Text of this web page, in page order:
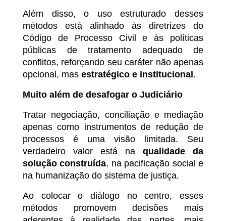
Além disso, o uso estruturado desses
métodos está alinhado às diretrizes do
Código de Processo Civil e às políticas
públicas de tratamento adequado de
conflitos, reforçando seu caráter não apenas
opcional, mas estratégico e institucional .
Muito além de desafogar o Judiciário
Tratar negociação, conciliação e mediação
apenas como instrumentos de redução de
processos é uma visão limitada. Seu
verdadeiro valor está na qualidade da
solução construída, na pacificação social e
na humanização do sistema de justiça.
Ao colocar o diálogo no centro, esses
métodos promovem decisões mais